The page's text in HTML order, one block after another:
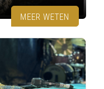
MEER WETEN